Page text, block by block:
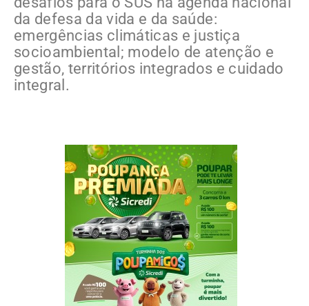
da defesa da vida e da saúde:
emergências climáticas e justiça
socioambiental; modelo de atenção e
gestão, territórios integrados e cuidado
integral.